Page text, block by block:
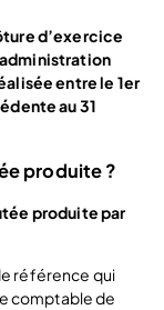
d’exercice
entre le 1er
au 31
produite ?
produite par
référence qui
comptable de